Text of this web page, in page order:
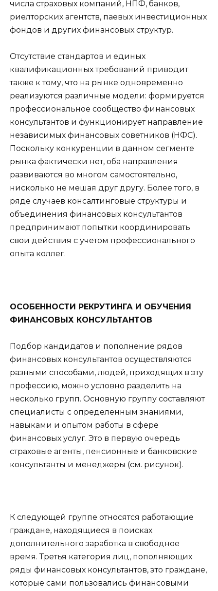
числа страховых компаний, НПФ, банков,
риелторских агентств, паевых инвестиционных
фондов и других финансовых структур.
Отсутствие стандартов и единых
квалификационных требований приводит
также к тому, что на рынке одновременно
реализуются различные модели: формируется
профессиональное сообщество финансовых
консультантов и функционирует направление
независимых финансовых советников (НФС).
Поскольку конкуренции в данном сегменте
рынка фактически нет, оба направления
развиваются во многом самостоятельно,
нисколько не мешая друг другу. Более того, в
ряде случаев консалтинговые структуры и
объединения финансовых консультантов
предпринимают попытки координировать
свои действия с учетом профессионального
опыта коллег.
ОСОБЕННОСТИ РЕКРУТИНГА И ОБУЧЕНИЯ
ФИНАНСОВЫХ КОНСУЛЬТАНТОВ
Подбор кандидатов и пополнение рядов
финансовых консультантов осуществляются
разными способами, людей, приходящих в эту
профессию, можно условно разделить на
несколько групп. Основную группу составляют
специалисты с определенным знаниями,
навыками и опытом работы в сфере
финансовых услуг. Это в первую очередь
страховые агенты, пенсионные и банковские
консультанты и менеджеры (см. рисунок).
К следующей группе относятся работающие
граждане, находящиеся в поисках
дополнительного заработка в свободное
время. Третья категория лиц, пополняющих
ряды финансовых консультантов, это граждане,
которые сами пользовались финансовыми